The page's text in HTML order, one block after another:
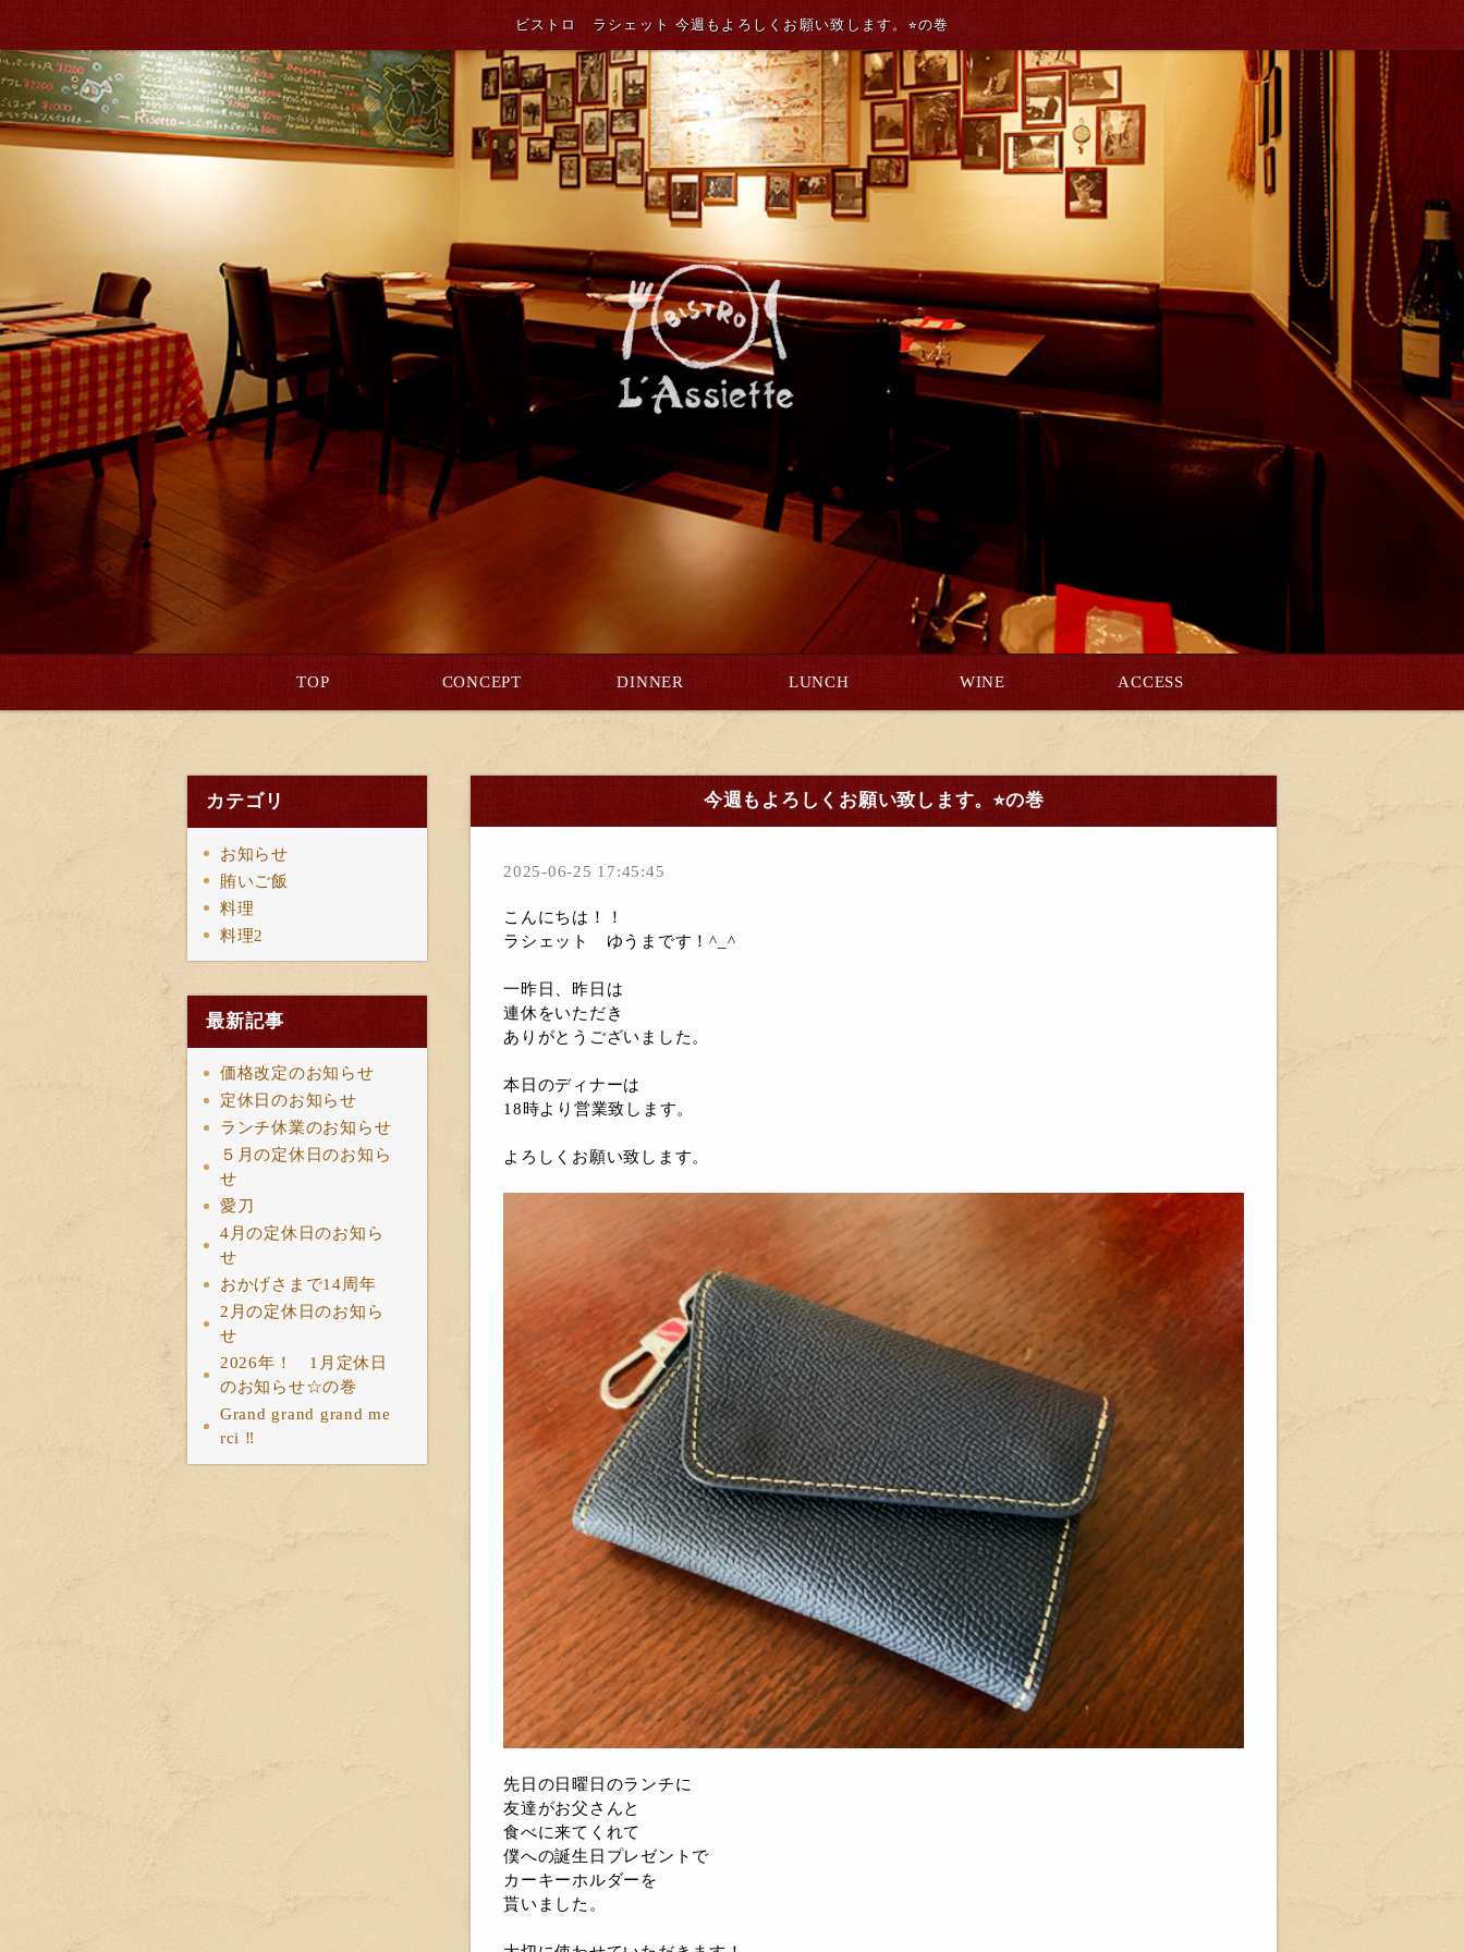
ビストロ ラシェット 今週もよろしくお願い致します。⭐︎の巻
TOP CONCEPT DINNER LUNCH WINE ACCESS
カテゴリ
お知らせ
賄いご飯
料理
料理2
最新記事
価格改定のお知らせ
定休日のお知らせ
ランチ休業のお知らせ
５月の定休日のお知ら
せ
愛刀
4月の定休日のお知ら
せ
おかげさまで14周年
2月の定休日のお知ら
せ
2026年！ 1月定休日
のお知らせ☆の巻
Grand grand grand me
rci ‼︎
今週もよろしくお願い致します。⭐︎の巻
2025-06-25 17:45:45
こんにちは！！
ラシェット ゆうまです！^_^
一昨日、昨日は
連休をいただき
ありがとうございました。
本日のディナーは
18時より営業致します。
よろしくお願い致します。
先日の日曜日のランチに
友達がお父さんと
食べに来てくれて
僕への誕生日プレゼントで
カーキーホルダーを
貰いました。